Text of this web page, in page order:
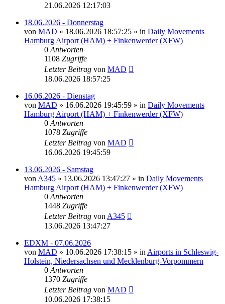
21.06.2026 12:17:03
18.06.2026 - Donnerstag
von MAD » 18.06.2026 18:57:25 » in Daily Movements
Hamburg Airport (HAM) + Finkenwerder (XFW)
0 Antworten
1108 Zugriffe
Letzter Beitrag von MAD
18.06.2026 18:57:25
16.06.2026 - Dienstag
von MAD » 16.06.2026 19:45:59 » in Daily Movements
Hamburg Airport (HAM) + Finkenwerder (XFW)
0 Antworten
1078 Zugriffe
Letzter Beitrag von MAD
16.06.2026 19:45:59
13.06.2026 - Samstag
von A345 » 13.06.2026 13:47:27 » in Daily Movements
Hamburg Airport (HAM) + Finkenwerder (XFW)
0 Antworten
1448 Zugriffe
Letzter Beitrag von A345
13.06.2026 13:47:27
EDXM - 07.06.2026
von MAD » 10.06.2026 17:38:15 » in Airports in Schleswig-
Holstein, Niedersachsen und Mecklenburg-Vorpommern
0 Antworten
1370 Zugriffe
Letzter Beitrag von MAD
10.06.2026 17:38:15